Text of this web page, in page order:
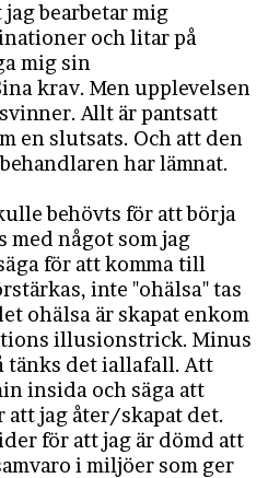
bearbetar mig
och litar på
mig sin
krav. Men upplevelsen
Allt är pantsatt
en slutsats. Och att den
har lämnat.
behövts för att börja
med något som jag
för att komma till
inte "ohälsa" tas
ohälsa är skapat enkom
illusionstrick. Minus
tänks det iallafall. Att
insida och säga att
jag åter/skapat det.
för att jag är dömd att
i miljöer som ger